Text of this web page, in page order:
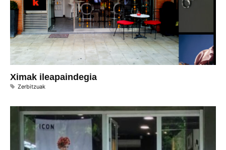
Ximak ileapaindegia
Zerbitzuak